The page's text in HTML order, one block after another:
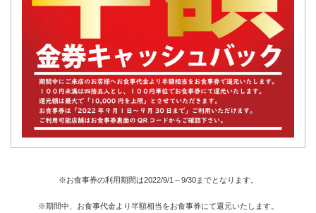
※お食事券の利用期間は2022/9/1～9/30までとなります。
※期間中、お食事代金より半額相当をお食事券にて還元いたします。